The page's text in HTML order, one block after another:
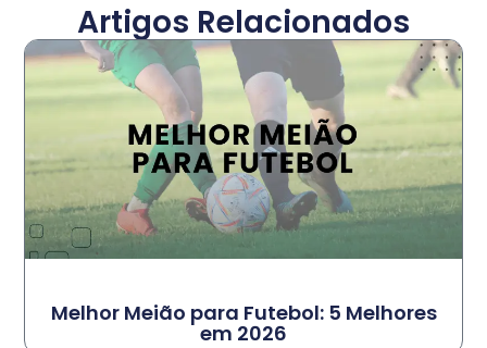
Artigos Relacionados
Melhor Meião para Futebol: 5 Melhores
em 2026